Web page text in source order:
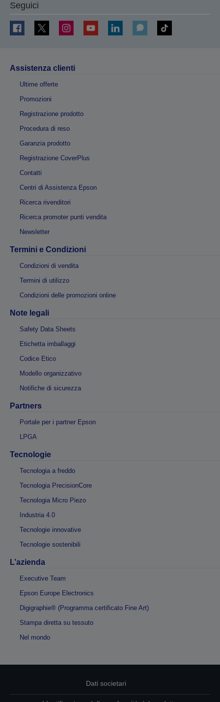
Seguici
Assistenza clienti
Ultime offerte
Promozioni
Registrazione prodotto
Procedura di reso
Garanzia prodotto
Registrazione CoverPlus
Contatti
Centri di Assistenza Epson
Ricerca rivenditori
Ricerca promoter punti vendita
Newsletter
Termini e Condizioni
Condizioni di vendita
Termini di utilizzo
Condizioni delle promozioni online
Note legali
Safety Data Sheets
Etichetta imballaggi
Codice Etico
Modello organizzativo
Notifiche di sicurezza
Partners
Portale per i partner Epson
LPGA
Tecnologie
Tecnologia a freddo
Tecnologia PrecisionCore
Tecnologia Micro Piezo
Industria 4.0
Tecnologie innovative
Tecnologie sostenibili
L’azienda
Executive Team
Epson Europe Electronics
Digigraphie® (Programma certificato Fine Art)
Stampa diretta su tessuto
Nel mondo
Dati societari